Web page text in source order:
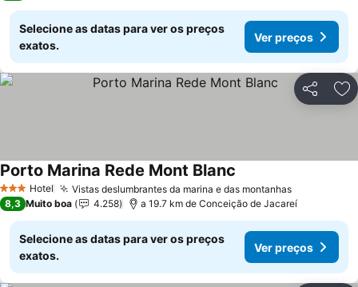
Selecione as datas para ver os preços
exatos.
Ver preços
Partilhar
3 EstrelasHotel Vistas deslumbrantes da marina e das montanhas
Porto Marina Rede Mont Blanc
8,3 Muito boa 4.258 a 19.7 km de Conceição de Jacareí
Selecione as datas para ver os preços
exatos.
Ver preços